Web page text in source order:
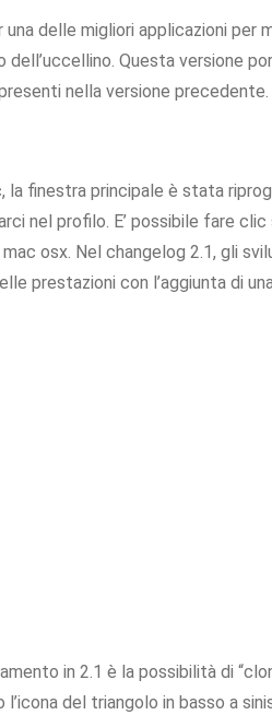
una delle migliori applicazioni
dell’uccellino. Questa versione
nella versione precedente.
la finestra principale è stata
nel profilo. E’ possibile fare
osx. Nel changelog 2.1, gli
prestazioni con l’aggiunta di
in 2.1 è la possibilità di
l’icona del triangolo in basso a